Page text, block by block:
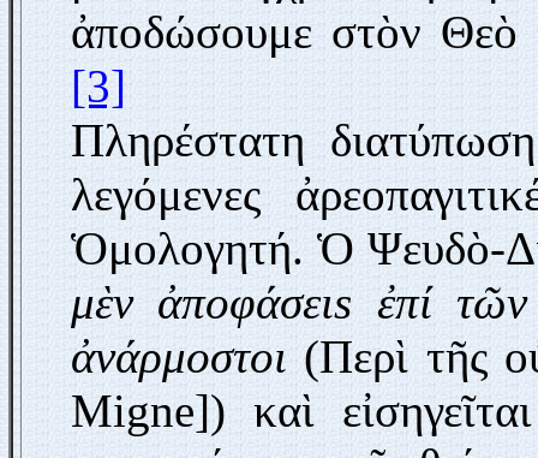
ἀποδώσουμε στὸν Θεὸ
[3]
Πληρέστατη
λεγόμενες
Ὁμολογητή. Ὁ Ψευδὸ-
μὲν ἀποφάσειs ἐπί
ἀνάρμοστοι(Περὶ τῆς
Migne]) καὶ